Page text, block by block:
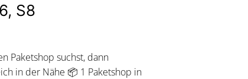
S8
Paketshop suchst, dann
in der Nähe 📦 1 Paketshop in